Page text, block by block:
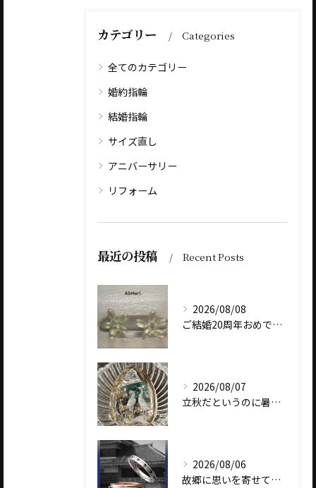
カテゴリー Categories
全てのカテゴリー
婚約指輪
結婚指輪
サイズ直し
アニバーサリー
リフォーム
最近の投稿 Recent Posts
2026/08/08
ご結婚20周年おめでとうございます
2026/08/07
立秋だというのに暑いですね
2026/08/06
故郷に思いを寄せて～オリジナルブランド【Shinano(しな...